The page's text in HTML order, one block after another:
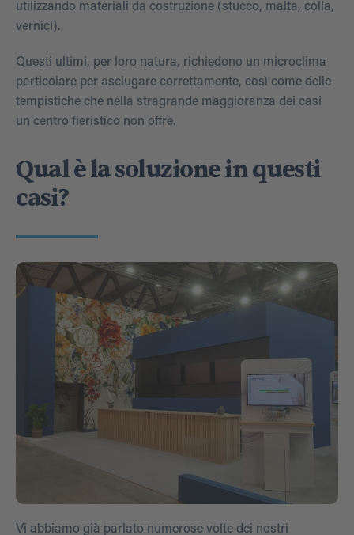
utilizzando materiali da costruzione (stucco, malta, colla,
vernici).
Questi ultimi, per loro natura, richiedono un microclima
particolare per asciugare correttamente, così come delle
tempistiche che nella stragrande maggioranza dei casi
un centro fieristico non offre.
Qual è la soluzione in questi
casi?
Vi abbiamo già parlato numerose volte dei nostri